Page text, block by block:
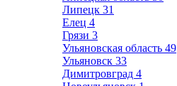
Липецк 31
Елец 4
Грязи 3
Ульяновская область 49
Ульяновск 33
Димитровград 4